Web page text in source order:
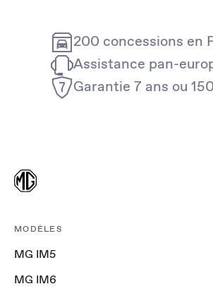
200 concessions en
Assistance pan-
Garantie 7 ans ou
MODÈLES
MG IM5
MG IM6